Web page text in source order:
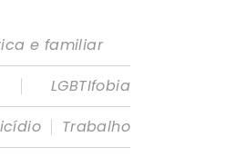
e familiar
|
LGBTIfobia
| Trabalho